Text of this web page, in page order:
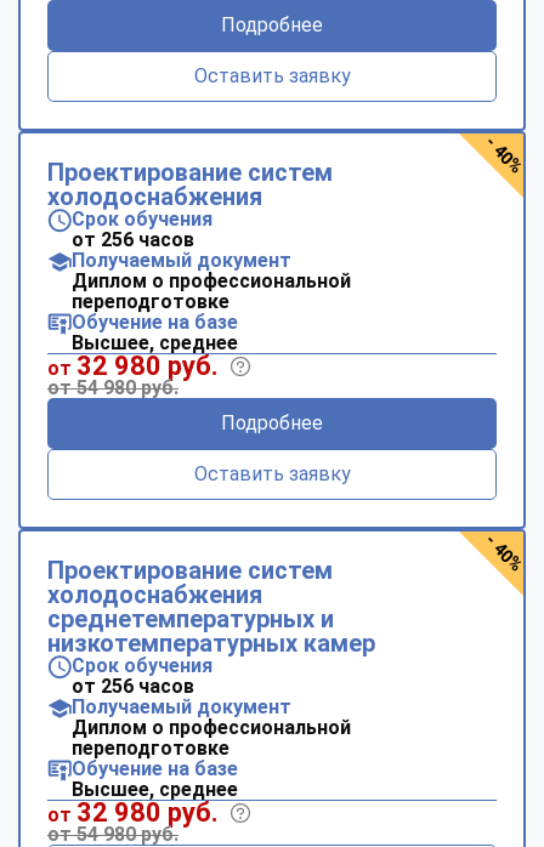
Подробнее
Оставить заявку
Проектирование систем
холодоснабжения
Срок обучения
от 256 часов
Получаемый документ
Диплом о профессиональной
переподготовке
Обучение на базе
Высшее, среднее
от 32 980 руб.
от 54 980 руб.
Подробнее
Оставить заявку
- 40%
Проектирование систем
холодоснабжения
среднетемпературных и
низкотемпературных камер
Срок обучения
от 256 часов
Получаемый документ
Диплом о профессиональной
переподготовке
Обучение на базе
Высшее, среднее
от 32 980 руб.
от 54 980 руб.
- 40%